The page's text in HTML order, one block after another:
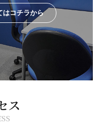
はコチラから
ス